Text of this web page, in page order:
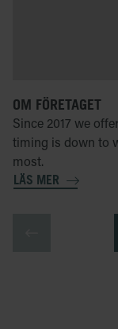
OM FÖRETAGET
Since 2017 we
timing is down to
most.
LÄS MER